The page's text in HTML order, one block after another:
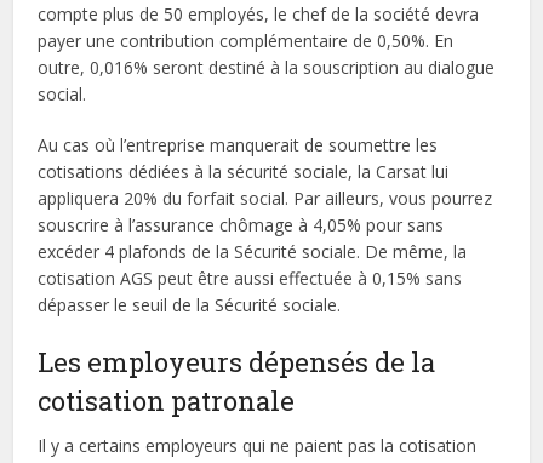
compte plus de 50 employés, le chef de la société devra
payer une contribution complémentaire de 0,50%. En
outre, 0,016% seront destiné à la souscription au dialogue
social.
Au cas où l’entreprise manquerait de soumettre les
cotisations dédiées à la sécurité sociale, la Carsat lui
appliquera 20% du forfait social. Par ailleurs, vous pourrez
souscrire à l’assurance chômage à 4,05% pour sans
excéder 4 plafonds de la Sécurité sociale. De même, la
cotisation AGS peut être aussi effectuée à 0,15% sans
dépasser le seuil de la Sécurité sociale.
Les employeurs dépensés de la
cotisation patronale
Il y a certains employeurs qui ne paient pas la cotisation